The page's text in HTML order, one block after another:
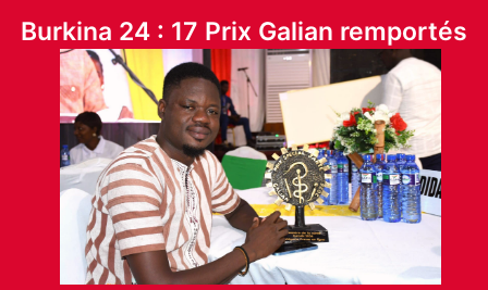
Burkina 24 : 17 Prix Galian remportés